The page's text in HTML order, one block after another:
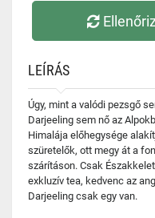
LEÍRÁS
Úgy, mint a valódi pezsgő
Darjeeling sem nő az
Himalája előhegysége
szüretelők, ott megy át a
szárításon. Csak
exkluzív tea, kedvenc az
Darjeeling csak egy van.